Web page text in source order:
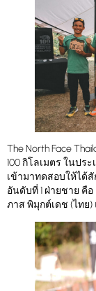
The North Face
100 กิโลเมตร ในปร
เข้ามาทดสอบให้ได้สั
อันดับที่ 1 ฝ่ายชาย คื
ภาส พิมุกต์เดช (ไท